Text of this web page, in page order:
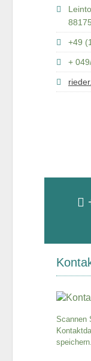
+49
+
Scannen
speichern.